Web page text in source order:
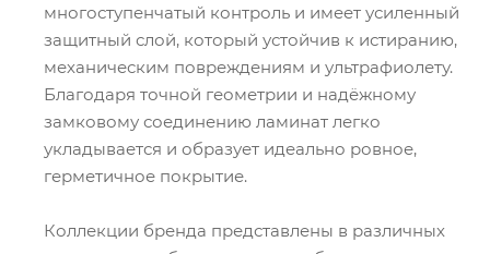
многоступенчатый контроль и имеет усиленный
защитный слой, который устойчив к истиранию,
механическим повреждениям и ультрафиолету.
Благодаря точной геометрии и надёжному
замковому соединению ламинат легко
укладывается и образует идеально ровное,
герметичное покрытие.
Коллекции бренда представлены в различных